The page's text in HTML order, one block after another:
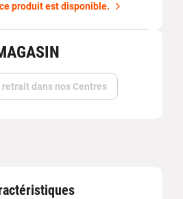
produit est disponible.
dans nos Centres